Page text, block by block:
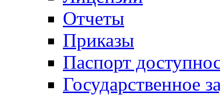
Отчеты
Приказы
Паспорт
Государственное